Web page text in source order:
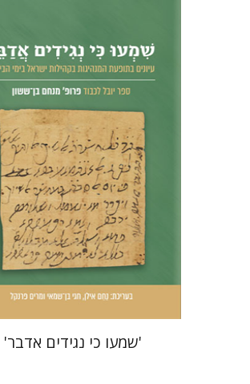
נחם אילן חגי בן-שמאי
מרים
פרנקל
הנחת אתר ספר מודפס
$57
$51
'שמעו כי נגידים אדבר'